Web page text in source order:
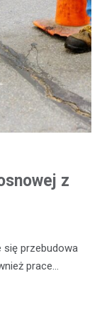
z
przebudowa
prace…